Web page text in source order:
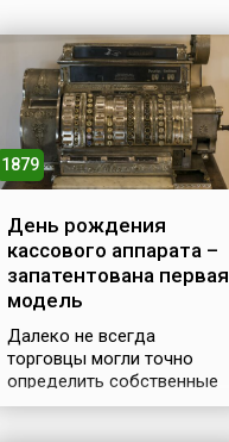
1879
День рождения
кассового аппарата –
запатентована первая
модель
Далеко не всегда
торговцы могли точно
определить собственные
доходы. Часто сведения,